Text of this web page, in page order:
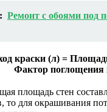
Ремонт с обоями под
краски (л) =
Фактор поглощения
площадь стен
то для окрашивания